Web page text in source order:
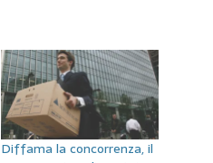
Diffama la concorrenza, il